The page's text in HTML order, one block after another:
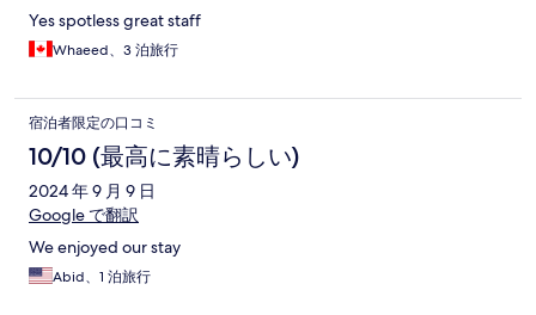
Yes spotless great staff
Whaeed、3 泊旅行
宿泊者限定の口コミ
10/10 (最高に素晴らしい)
2024 年 9 月 9 日
Google で翻訳
We enjoyed our stay
Abid、1 泊旅行